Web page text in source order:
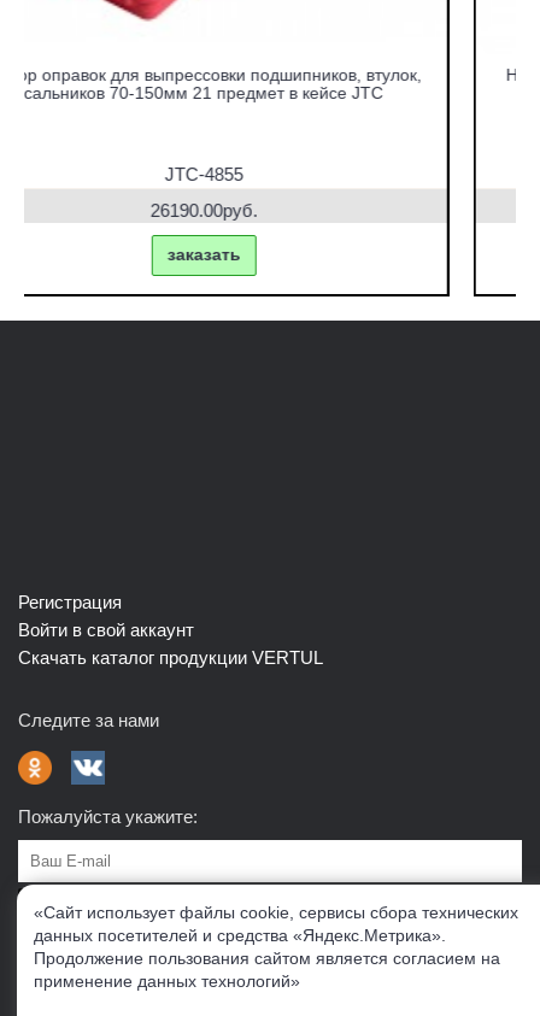
Набор съемников сайлентблоков под гидравлический
привод в кейсе JTC
42770.00руб.
Регистрация
Войти в свой аккаунт
Скачать каталог продукции VERTUL
Следите за нами
Пожалуйста укажите:
Подписаться
О нас Доставка Контакты
Политика конфиденциальности
«Сайт использует файлы cookie, сервисы сбора технических
данных посетителей и средства «Яндекс.Метрика».
Продолжение пользования сайтом является согласием на
применение данных технологий»